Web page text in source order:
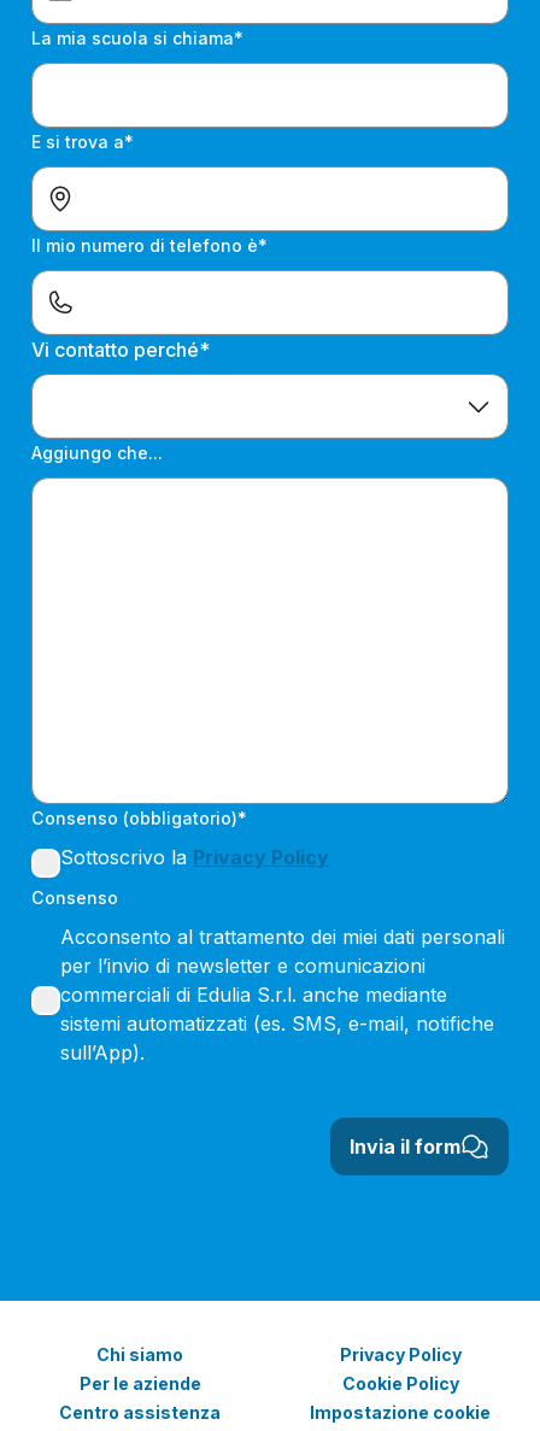
La mia scuola si chiama*
E si trova a*
Il mio numero di telefono è*
Vi contatto perché*
Aggiungo che...
Consenso (obbligatorio)*
Sottoscrivo la Privacy Policy
Consenso
Acconsento al trattamento dei miei dati personali
per l’invio di newsletter e comunicazioni
commerciali di Edulia S.r.l. anche mediante
sistemi automatizzati (es. SMS, e-mail, notifiche
sull’App).
Invia il form
Chi siamo
Per le aziende
Centro assistenza
Privacy Policy
Cookie Policy
Impostazione cookie